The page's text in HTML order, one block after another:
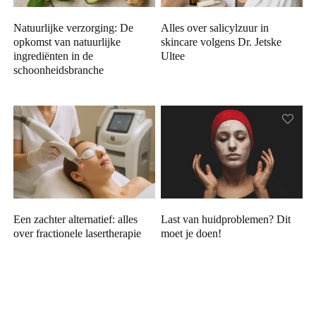
Natuurlijke verzorging: De
opkomst van natuurlijke
ingrediënten in de
schoonheidsbranche
Alles over salicylzuur in
skincare volgens Dr. Jetske
Ultee
Een zachter alternatief: alles
over fractionele lasertherapie
Last van huidproblemen? Dit
moet je doen!